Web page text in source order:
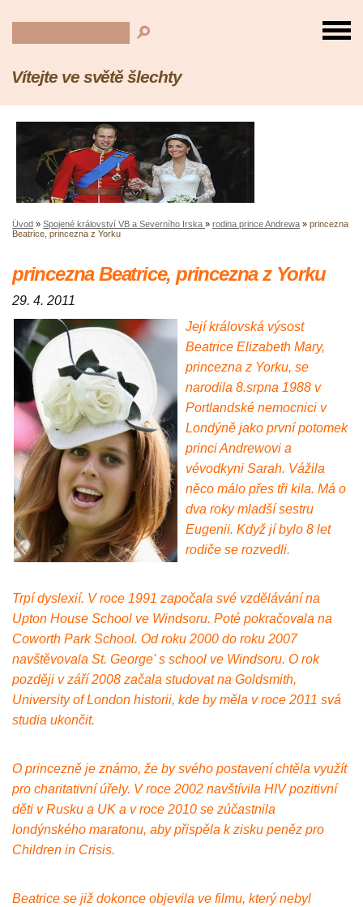
Vítejte ve světě šlechty
Úvod » Spojené království VB a Severního Irska » rodina prince Andrewa » princezna
Beatrice, princezna z Yorku
princezna Beatrice, princezna z Yorku
29. 4. 2011
Její královská výsost
Beatrice Elizabeth Mary,
princezna z Yorku, se
narodila 8.srpna 1988 v
Portlandské nemocnici v
Londýně jako první potomek
princi Andrewovi a
vévodkyni Sarah. Vážila
něco málo přes tři kila. Má o
dva roky mladší sestru
Eugenii. Když jí bylo 8 let
rodiče se rozvedli.
Trpí dyslexií. V roce 1991 započala své vzdělávání na
Upton House School ve Windsoru. Poté pokračovala na
Coworth Park School. Od roku 2000 do roku 2007
navštěvovala St. George' s school ve Windsoru. O rok
později v září 2008 začala studovat na Goldsmith,
University of London historii, kde by měla v roce 2011 svá
studia ukončit.
O princezně je známo, že by svého postavení chtěla využít
pro charitativní úřely. V roce 2002 navštívila HIV pozitivní
děti v Rusku a UK a v roce 2010 se zúčastnila
londýnského maratonu, aby přispěla k zisku peněz pro
Children in Crisis.
Beatrice se již dokonce objevila ve filmu, který nebyl